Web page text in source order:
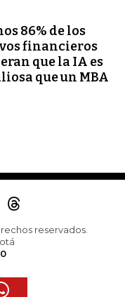
86% de los
financieros
que la IA es
que un MBA
reservados.